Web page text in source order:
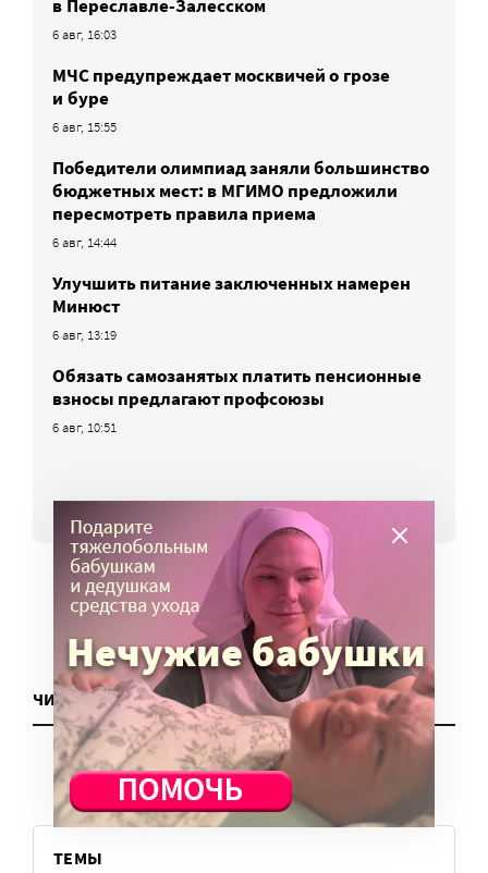
в Переславле-Залесском
6 авг, 16:03
МЧС предупреждает москвичей о грозе
и буре
6 авг, 15:55
Победители олимпиад заняли большинство
бюджетных мест: в МГИМО предложили
пересмотреть правила приема
6 авг, 14:44
Улучшить питание заключенных намерен
Минюст
6 авг, 13:19
Обязать самозанятых платить пенсионные
взносы предлагают профсоюзы
6 авг, 10:51
ЧИТАТЬ ЕЩЕ
ТЕМЫ